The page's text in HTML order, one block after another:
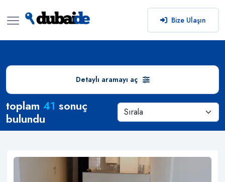
Bize Ulaşın
Arama SonuçlarıDetaylı aramayı aç
toplam 41 sonuç
bulundu